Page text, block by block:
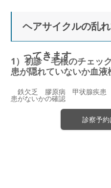
ヘアサイクルの乱
ってきます
1）初診 毛根のチェッ
患が隠れていないか血液
鉄欠乏 膠原病 甲状腺疾患
患がないかの確認
診察予